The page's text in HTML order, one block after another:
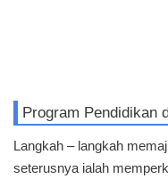
Program Pendidikan
Langkah – langkah
seterusnya ialah